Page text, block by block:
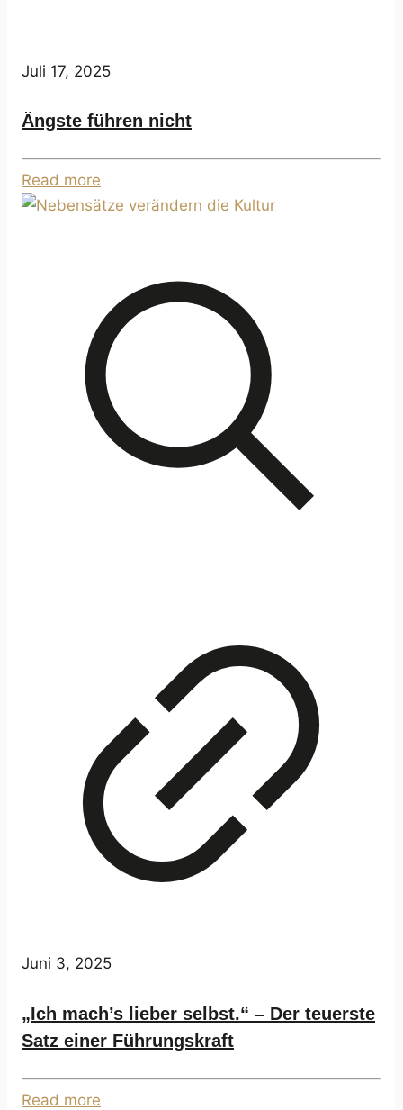
Juli 17, 2025
Ängste führen nicht
Read more
Juni 3, 2025
„Ich mach’s lieber selbst.“ – Der teuerste
Satz einer Führungskraft
Read more